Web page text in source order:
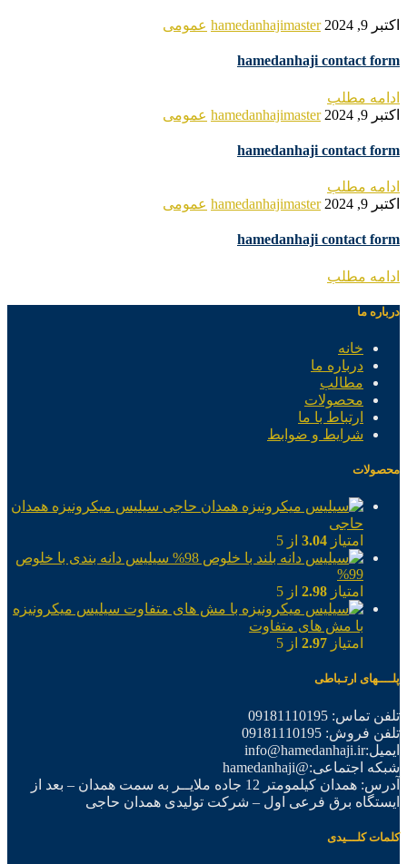
اکتبر 9, 2024 hamedanhajimaster عمومی
hamedanhaji contact form
ادامه مطلب
اکتبر 9, 2024
hamedanhajimaster عمومی
hamedanhaji contact form
ادامه مطلب
اکتبر 9, 2024
hamedanhajimaster عمومی
hamedanhaji contact form
ادامه مطلب
درباره ما
خانه
درباره ما
مطالب
محصولات
ارتباط با ما
شرایط و ضوابط
محصولات
سیلیس میکرونیزه همدان
حاجی
امتیاز 3.04 از 5
سیلیس دانه بندی با خلوص
99%
امتیاز 2.98 از 5
سیلیس میکرونیزه
با مش های متفاوت
امتیاز 2.97 از 5
پلــــهای ارتـباطی
تلفن تماس: 09181110195
تلفن فروش: 09181110195
ایمیل:info@hamedanhaji.ir
شبکه اجتماعی:@hamedanhaji
آدرس: همدان کیلمومتر 12 جاده ملایــر به سمت همدان – بعد از
ایستگاه برق فرعی اول – شرکت تولیدی همدان حاجی
کلمات کلـــیدی